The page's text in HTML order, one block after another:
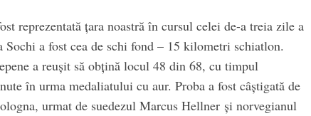
reprezentată ţara noastră în cursul celei de-a treia zile a
a fost cea de schi fond – 15 kilometri schiatlon.
a reuşit să obţină locul 48 din 68, cu timpul
în urma medaliatului cu aur. Proba a fost câştigată de
urmat de suedezul Marcus Hellner şi norvegianul